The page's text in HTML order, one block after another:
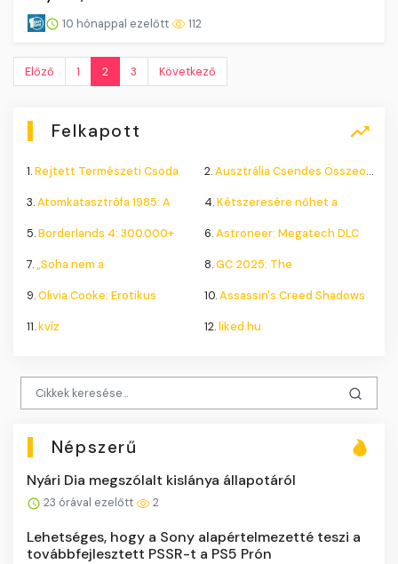
10 hónappal ezelőtt 112
Előző 1 2 3 Következő
Felkapott
1.Rejtett Természeti Csoda 2.Ausztrália Csendes Összeomlása
3.Atomkatasztrófa 1985: A 4.Kétszeresére nőhet a
5.Borderlands 4: 300.000+ 6.Astroneer: Megatech DLC
7.„Soha nem a 8.GC 2025: The
9.Olivia Cooke: Erotikus 10.Assassin's Creed Shadows
11.kvíz 12.liked.hu
Népszerű
Nyári Dia megszólalt kislánya állapotáról
23 órával ezelőtt 2
Lehetséges, hogy a Sony alapértelmezetté teszi a
továbbfejlesztett PSSR-t a PS5 Prón